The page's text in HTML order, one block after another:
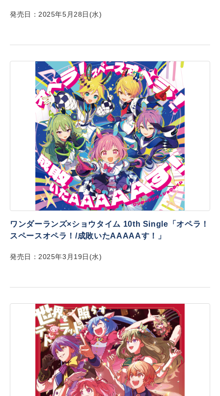
発売日：2025年5月28日(水)
ワンダーランズ×ショウタイム 10th Single「オペラ！
スペースオペラ！/成敗いたAAAAAす！」
発売日：2025年3月19日(水)